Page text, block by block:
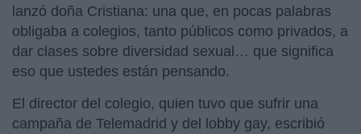
lanzó doña Cristiana: una que, en pocas palabras
obligaba a colegios, tanto públicos como privados, a
dar clases sobre diversidad sexual… que significa
eso que ustedes están pensando.
El director del colegio, quien tuvo que sufrir una
campaña de Telemadrid y del lobby gay, escribió